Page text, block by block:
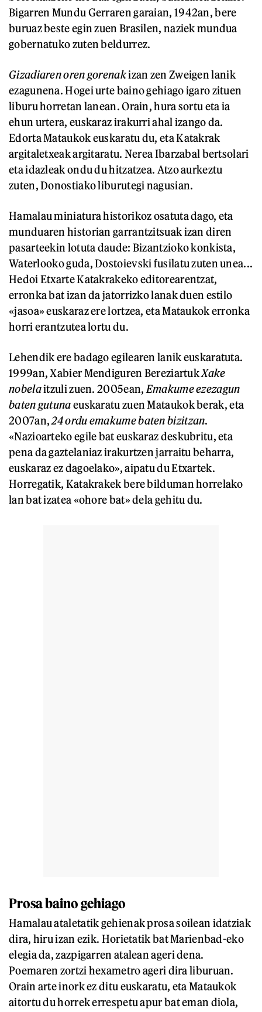
Bigarren Mundu Gerraren garaian, 1942an, bere
buruaz beste egin zuen Brasilen, naziek mundua
gobernatuko zuten beldurrez.
Gizadiaren oren gorenakizan zen Zweigen lanik
ezagunena. Hogei urte baino gehiago igaro zituen
liburu horretan lanean. Orain, hura sortu eta ia
ehun urtera, euskaraz irakurri ahal izango da.
Edorta Mataukok euskaratu du, eta Katakrak
argitaletxeak argitaratu. Nerea Ibarzabal bertsolari
eta idazleak ondu du hitzatzea. Atzo aurkeztu
zuten, Donostiako liburutegi nagusian.
Hamalau miniatura historikoz osatuta dago, eta
munduaren historian garrantzitsuak izan diren
pasarteekin lotuta daude: Bizantzioko konkista,
Waterlooko guda, Dostoievski fusilatu zuten unea...
Hedoi Etxarte Katakrakeko editorearentzat,
erronka bat izan da jatorrizko lanak duen estilo
«jasoa» euskaraz ere lortzea, eta Mataukok erronka
horri erantzutea lortu du.
Lehendik ere badago egilearen lanik euskaratuta.
1999an, Xabier Mendiguren BereziartukXake
nobelaitzuli zuen. 2005ean, Emakume ezezagun
baten gutunaeuskaratu zuen Mataukok berak, eta
2007an,24 ordu emakume baten bizitzan.
«Nazioarteko egile bat euskaraz deskubritu, eta
pena da gaztelaniaz irakurtzen jarraitu beharra,
euskaraz ez dagoelako», aipatu du Etxartek.
Horregatik, Katakrakek bere bilduman horrelako
lan bat izatea «ohore bat» dela gehitu du.
Prosa baino gehiago
Hamalau ataletatik gehienak prosa soilean idatziak
dira, hiru izan ezik. Horietatik bat Marienbad-eko
elegia da, zazpigarren atalean ageri dena.
Poemaren zortzi hexametro ageri dira liburuan.
Orain arte inork ez ditu euskaratu, eta Mataukok
aitortu du horrek errespetu apur bat eman diola,